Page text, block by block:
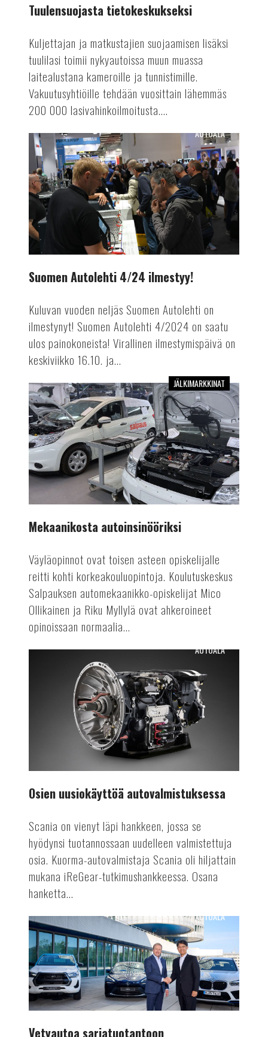
Tuulensuojasta tietokeskukseksi
Kuljettajan ja matkustajien suojaamisen lisäksi
tuulilasi toimii nykyautoissa muun muassa
laitealustana kameroille ja tunnistimille.
Vakuutusyhtiöille tehdään vuosittain lähemmäs
200 000 lasivahinkoilmoitusta....
Suomen
Autolehti
4/24
ilmestyy!
AUTOALA
Suomen Autolehti 4/24 ilmestyy!
Kuluvan vuoden neljäs Suomen Autolehti on
ilmestynyt! Suomen Autolehti 4/2024 on saatu
ulos painokoneista! Virallinen ilmestymispäivä on
keskiviikko 16.10. ja...
Mekaanikosta
autoinsinööriksi
JÄLKIMARKKINAT
Mekaanikosta autoinsinööriksi
Väyläopinnot ovat toisen asteen opiskelijalle
reitti kohti korkeakouluopintoja. Koulutuskeskus
Salpauksen automekaanikko-opiskelijat Mico
Ollikainen ja Riku Myllylä ovat ahkeroineet
opinoissaan normaalia...
autovalmistuksessa
AUTOALA
Osien uusiokäyttöä autovalmistuksessa
Scania on vienyt läpi hankkeen, jossa se
hyödynsi tuotannossaan uudelleen valmistettuja
osia. Kuorma-autovalmistaja Scania oli hiljattain
mukana iReGear-tutkimushankkeessa. Osana
hanketta...
Vetyautoa
sarjatuotantoon
AUTOALA
Vetyautoa sarjatuotantoon